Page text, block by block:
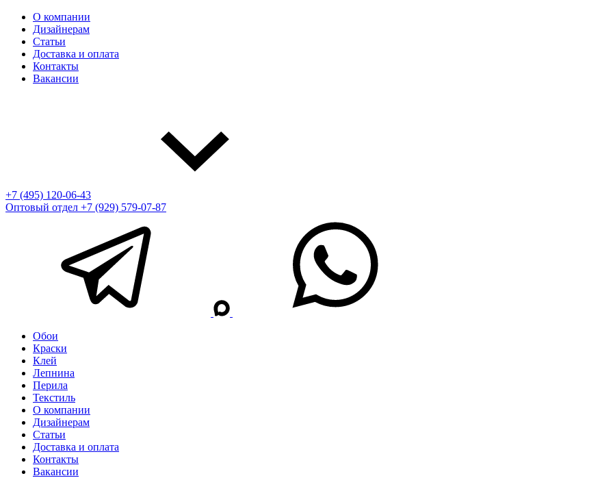
О компании
Дизайнерам
Статьи
Доставка и оплата
Контакты
Вакансии
+7 (495) 120-06-43
Оптовый отдел +7 (929) 579-07-87
Обои
Краски
Клей
Лепнина
Перила
Текстиль
О компании
Дизайнерам
Статьи
Доставка и оплата
Контакты
Вакансии